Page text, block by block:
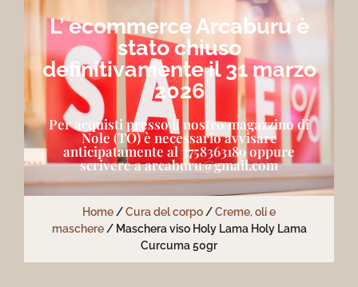
L’ ecommerce Arcaburu è
stato chiuso
definitivamente il 31 marzo
2026
Per acquisti presso il nostro magazzino di
Nole (TO) è necessario avvisare
anticipatamente al 3758363189 oppure
scrivere a arcaburu@gmail.com
Home /Cura del corpo /Creme, oli e
maschere/ Maschera viso Holy Lama Holy Lama
Curcuma 50gr